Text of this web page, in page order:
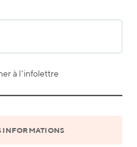
à l'infolettre
INFORMATIONS